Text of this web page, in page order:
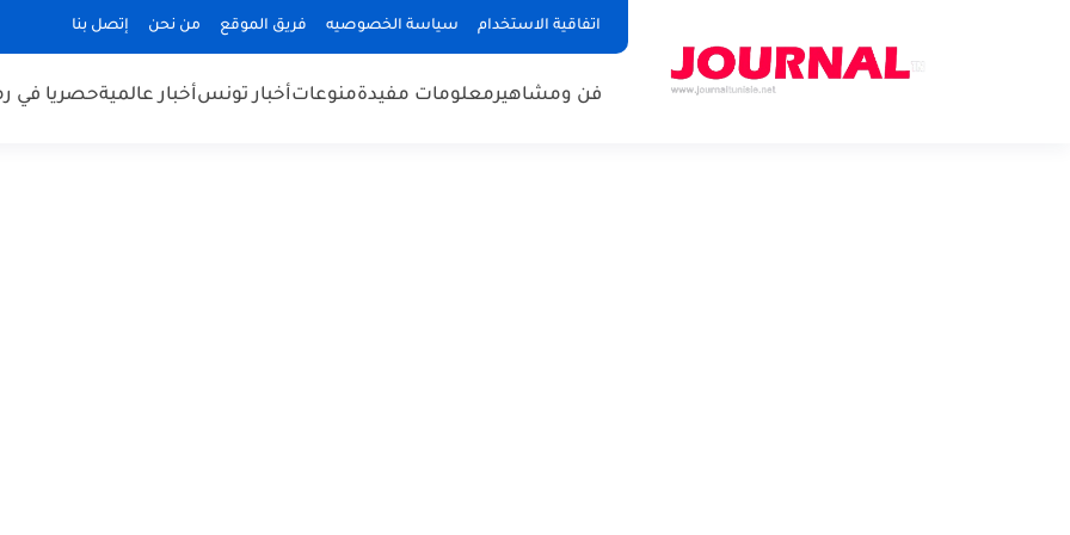
اتفاقية الاستخدام سياسة الخصوصيه فريق الموقع من نحن إتصل بنا
فن ومشاهيرمعلومات مفيدةمنوعاتأخبار تونسأخبار عالميةحصريا في